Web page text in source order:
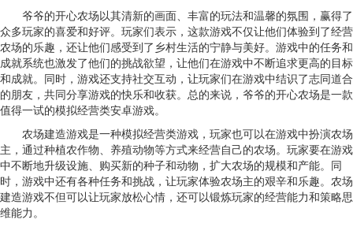
爷爷的开心农场以其清新的画面、丰富的玩法和温馨的氛围，赢得了
众多玩家的喜爱和好评。玩家们表示，这款游戏不仅让他们体验到了经营
农场的乐趣，还让他们感受到了乡村生活的宁静与美好。游戏中的任务和
成就系统也激发了他们的挑战欲望，让他们在游戏中不断追求更高的目标
和成就。同时，游戏还支持社交互动，让玩家们在游戏中结识了志同道合
的朋友，共同分享游戏的快乐和收获。总的来说，爷爷的开心农场是一款
值得一试的模拟经营类安卓游戏。
农场建造游戏是一种模拟经营类游戏，玩家也可以在游戏中扮演农场
主，通过种植农作物、养殖动物等方式来经营自己的农场。玩家要在游戏
中不断地升级设施、购买新的种子和动物，扩大农场的规模和产能。同
时，游戏中还有各种任务和挑战，让玩家体验农场主的艰辛和乐趣。农场
建造游戏不但可以让玩家放松心情，还可以锻炼玩家的经营能力和策略思
维能力。